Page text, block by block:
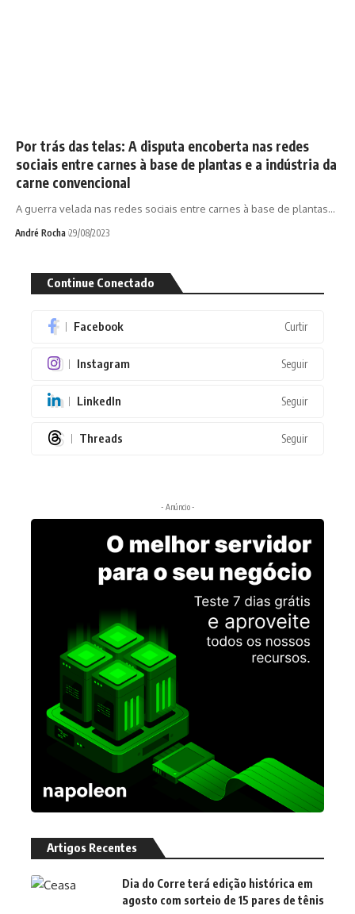
Por trás das telas: A disputa encoberta nas redes
sociais entre carnes à base de plantas e a indústria da
carne convencional
A guerra velada nas redes sociais entre carnes à base de plantas…
André Rocha 29/08/2023
Continue Conectado
Facebook Curtir
Instagram Seguir
LinkedIn Seguir
Threads Seguir
- Anúncio -
Artigos Recentes
Dia do Corre terá edição histórica em
agosto com sorteio de 15 pares de tênis